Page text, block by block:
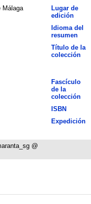
Málaga
Lugar de
edición
Idioma del
resumen
Título de la
colección
Fascículo
de la
colección
ISBN
Expedición
@